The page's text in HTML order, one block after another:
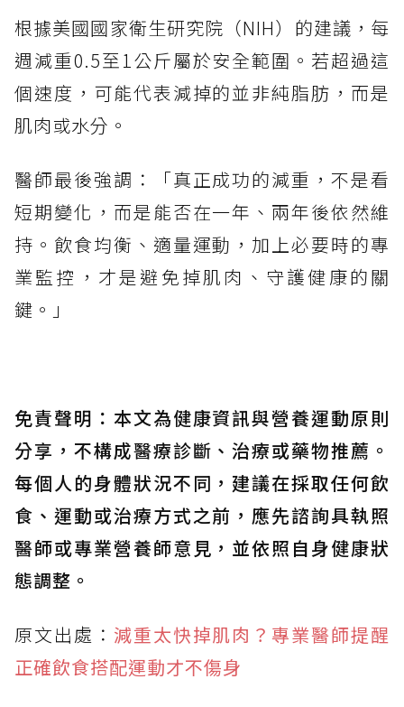
根據美國國家衛生研究院（NIH）的建議，每
週減重0.5至1公斤屬於安全範圍。若超過這
個速度，可能代表減掉的並非純脂肪，而是
肌肉或水分。
醫師最後強調：「真正成功的減重，不是看
短期變化，而是能否在一年、兩年後依然維
持。飲食均衡、適量運動，加上必要時的專
業監控，才是避免掉肌肉、守護健康的關
鍵。」
免責聲明：本文為健康資訊與營養運動原則
分享，不構成醫療診斷、治療或藥物推薦。
每個人的身體狀況不同，建議在採取任何飲
食、運動或治療方式之前，應先諮詢具執照
醫師或專業營養師意見，並依照自身健康狀
態調整。
原文出處： 減重太快掉肌肉？專業醫師提醒
正確飲食搭配運動才不傷身